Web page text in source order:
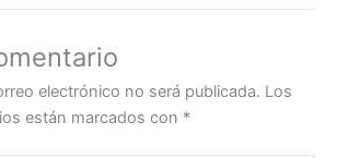
electrónico no será publicada. Los
están marcados con *